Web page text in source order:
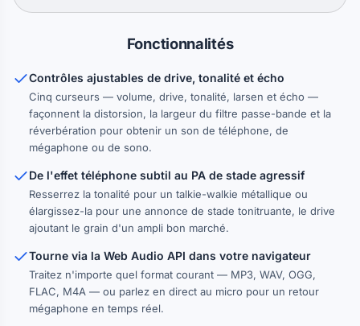
Fonctionnalités
Contrôles ajustables de drive, tonalité et écho
Cinq curseurs — volume, drive, tonalité, larsen et écho —
façonnent la distorsion, la largeur du filtre passe-bande et la
réverbération pour obtenir un son de téléphone, de
mégaphone ou de sono.
De l'effet téléphone subtil au PA de stade agressif
Resserrez la tonalité pour un talkie-walkie métallique ou
élargissez-la pour une annonce de stade tonitruante, le drive
ajoutant le grain d'un ampli bon marché.
Tourne via la Web Audio API dans votre navigateur
Traitez n'importe quel format courant — MP3, WAV, OGG,
FLAC, M4A — ou parlez en direct au micro pour un retour
mégaphone en temps réel.